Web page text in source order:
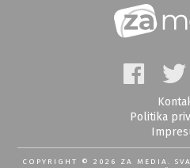
Politika
COPYRIGHT © 2026 ZA MEDIA.